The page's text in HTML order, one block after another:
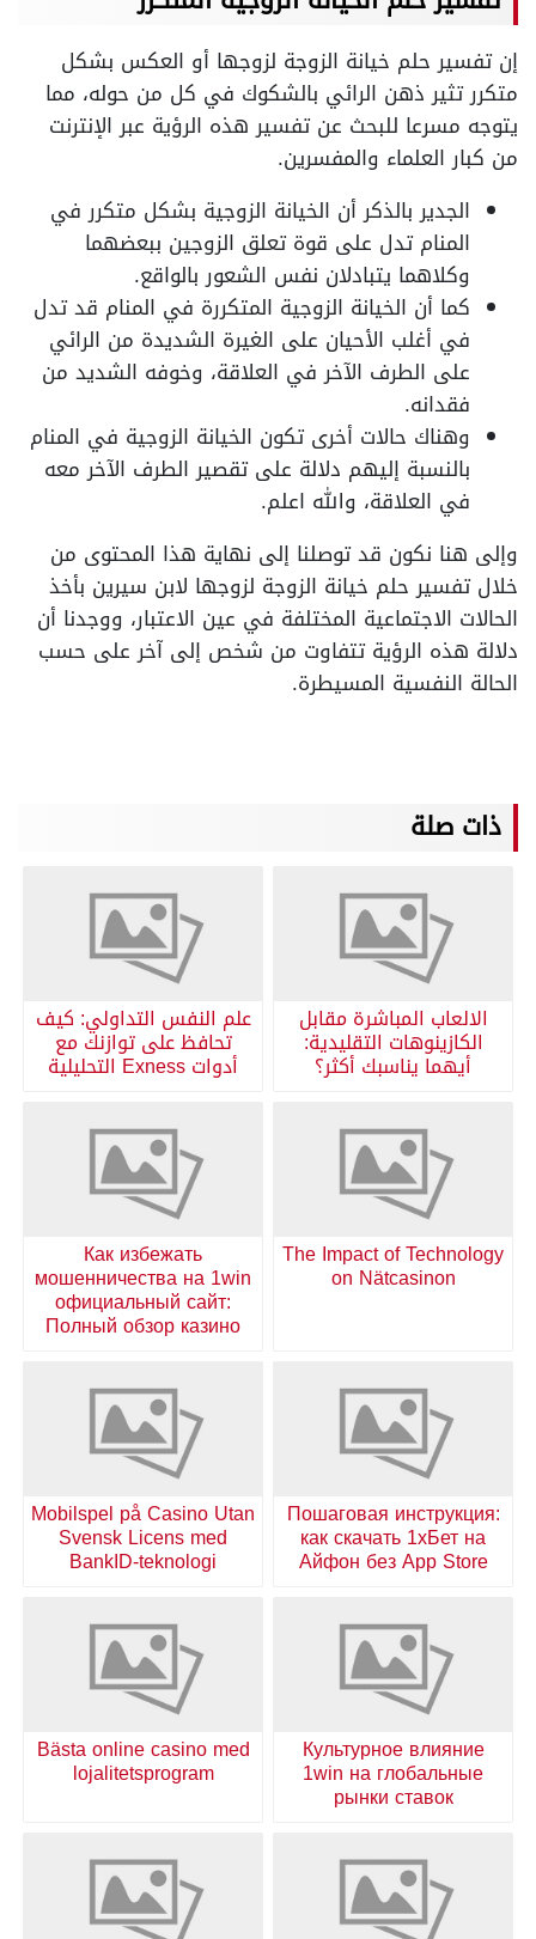
إن تفسير حلم خيانة الزوجة لزوجها أو العكس بشكل
متكرر تثير ذهن الرائي بالشكوك في كل من حوله، مما
يتوجه مسرعا للبحث عن تفسير هذه الرؤية عبر الإنترنت
من كبار العلماء والمفسرين.
الجدير بالذكر أن الخيانة الزوجية بشكل متكرر في
المنام تدل على قوة تعلق الزوجين ببعضهما
وكلاهما يتبادلان نفس الشعور بالواقع.
كما أن الخيانة الزوجية المتكررة في المنام قد تدل
في أغلب الأحيان على الغيرة الشديدة من الرائي
على الطرف الآخر في العلاقة، وخوفه الشديد من
فقدانه.
وهناك حالات أخرى تكون الخيانة الزوجية في المنام
بالنسبة إليهم دلالة على تقصير الطرف الآخر معه
في العلاقة، والله اعلم.
وإلى هنا نكون قد توصلنا إلى نهاية هذا المحتوى من
خلال تفسير حلم خيانة الزوجة لزوجها لابن سيرين بأخذ
الحالات الاجتماعية المختلفة في عين الاعتبار، ووجدنا أن
دلالة هذه الرؤية تتفاوت من شخص إلى آخر على حسب
الحالة النفسية المسيطرة.
ذات صلة
الالعاب المباشرة مقابل
الكازينوهات التقليدية:
أيهما يناسبك أكثر؟
علم النفس التداولي: كيف
تحافظ على توازنك مع
أدوات Exness التحليلية
The Impact of Technology
on Nätcasinon
Как избежать
мошенничества на 1win
официальный сайт:
Полный обзор казино
Пошаговая инструкция:
как скачать 1хБет на
Айфон без App Store
Mobilspel på Casino Utan
Svensk Licens med
BankID-teknologi
Культурное влияние
1win на глобальные
рынки ставок
Bästa online casino med
lojalitetsprogram